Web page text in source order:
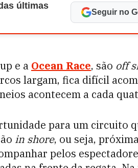
últimas
Seguir no
e a Ocean Race, são off
largam, fica difícil
acontecem a cada
para um circuito
in shore, ou seja,
pelos